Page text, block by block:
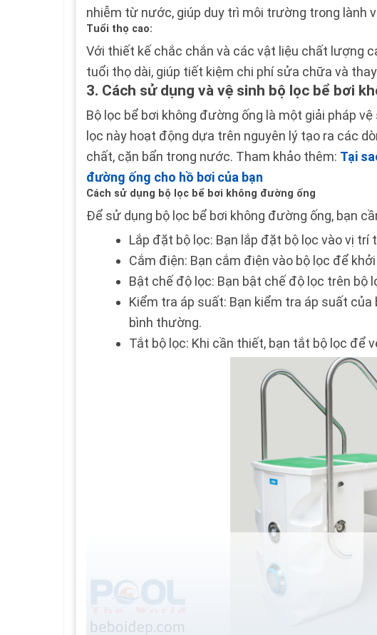
nhiễm từ nước, giúp duy trì môi trường trong lành
Tuổi thọ cao:
Với thiết kế chắc chắn và các vật liệu chất lượng
tuổi thọ dài, giúp tiết kiệm chi phí sửa chữa và
3. Cách sử dụng và vệ sinh bộ lọc bể bơi
Bộ lọc bể bơi không đường ống là một giải pháp
lọc này hoạt động dựa trên nguyên lý tạo ra các
chất, cặn bẩn trong nước. Tham khảo thêm: Tại
đường ống cho hồ bơi của bạn
Cách sử dụng bộ lọc bể bơi không đường ống
Để sử dụng bộ lọc bể bơi không đường ống, bạn
Lắp đặt bộ lọc: Bạn lắp đặt bộ lọc vào vị trí
Cắm điện: Bạn cắm điện vào bộ lọc để
Bật chế độ lọc: Bạn bật chế độ lọc trên bộ
Kiểm tra áp suất: Bạn kiểm tra áp suất
bình thường.
Tắt bộ lọc: Khi cần thiết, bạn tắt bộ lọc để